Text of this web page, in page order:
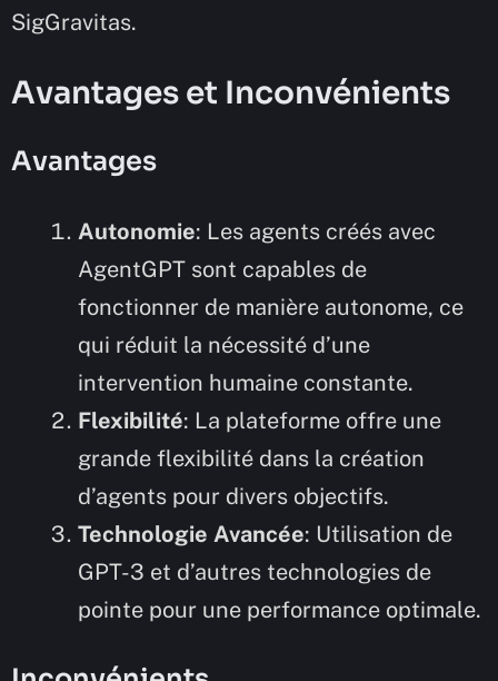
SigGravitas.
Avantages et Inconvénients
Avantages
Autonomie: Les agents créés avec
AgentGPT sont capables de
fonctionner de manière autonome, ce
qui réduit la nécessité d’une
intervention humaine constante.
Flexibilité: La plateforme offre une
grande flexibilité dans la création
d’agents pour divers objectifs.
Technologie Avancée: Utilisation de
GPT-3 et d’autres technologies de
pointe pour une performance optimale.